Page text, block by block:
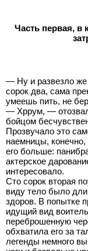
Часть первая,
— Ну и развезло же
сорок два, сама
умеешь пить, не
— Хррум, —
бойцом
Прозвучало это
наемницы, конечно,
его больше:
актерское
интересовало.
Сто сорок вторая
виду тело было
здоров. В попытке
идущий вид
переброшенную
обхватила его за
легенды немного